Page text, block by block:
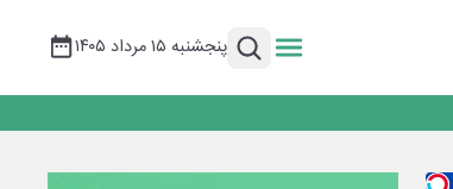
پنجشنبه ۱۵ مرداد ۱۴۰۵